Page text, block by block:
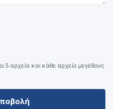
5 αρχεία και κάθε αρχείο μεγέθους